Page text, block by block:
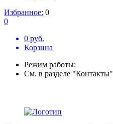
Избранное: 0
0
0 руб.
Корзина
Режим работы:
См. в разделе "Контакты"